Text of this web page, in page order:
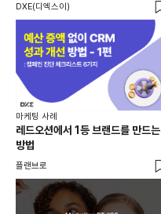
DXE(디엑스이)
마케팅 사례
레드오션에서 1등 브랜드를 만드는
방법
플랜브로